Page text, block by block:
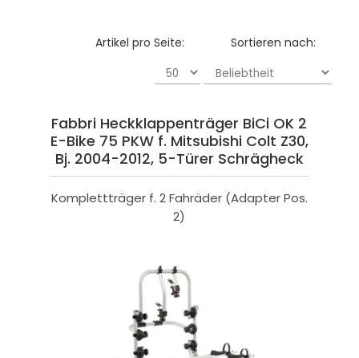
Sortieren nach:
Artikel pro Seite:
Fabbri Heckklappenträger BiCi OK 2
E-Bike 75 PKW f. Mitsubishi Colt Z30,
Bj. 2004-2012, 5-Türer Schrägheck
Komplettträger f. 2 Fahräder (Adapter Pos.
2)